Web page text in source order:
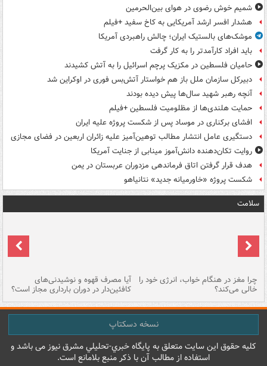
شمیم خوش رضوی در هوای بین‌الحرمین
هشدار افسر ارشد آمریکایی به کاخ سفید +فیلم
موشک‌های بالستیک ایران؛ چالش راهبردی آمریکا
باید افراد کارآمدتر را به کار گرفت
حامیان فلسطین در مکزیک پرچم اسرائیل را به آتش کشیدند
دبیرکل سازمان ملل باز هم خواستار آتش‌بس فوری در اوکراین شد
آنچه رهبر شهید سال‌ها پیش دیده بودند
حمایت هلندی‌ها از مظلومیت فلسطین +فیلم
افشای برکناری در موساد پس از شکست پروژه علیه ایران
دستگیری عامل انتشار مطالب توهین‌آمیز علیه زائران اربعین در فضای مجازی
روایت تکان‌دهنده دانش‌آموز مینابی از جنایت آمریکا
هدف قرار گرفتن اتاق‌ فرماندهی مزدوران عربستان در یمن
شکست پروژه «خاورمیانه جدید» نتانیاهو
سلامت
چرا مغز در هنگام خواب، انرژی خود را
خالی می‌کند؟
آیا مصرف قهوه و نوشیدنی‌های
کافئین‌دار در دوران بارداری مجاز است؟
نسخه دسکتاپ
کليه حقوق اين سايت متعلق به پایگاه خبري-تحليلي مشرق نيوز می باشد و
استفاده از مطالب آن با ذکر منبع بلامانع است.